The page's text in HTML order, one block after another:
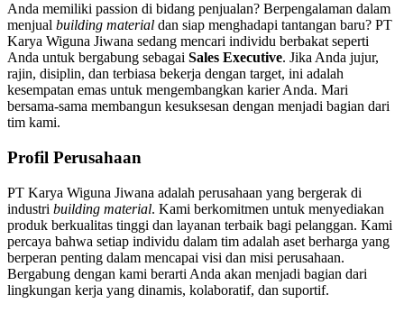
Anda memiliki passion di bidang penjualan? Berpengalaman dalam
menjual building material dan siap menghadapi tantangan baru? PT
Karya Wiguna Jiwana sedang mencari individu berbakat seperti
Anda untuk bergabung sebagai Sales Executive. Jika Anda jujur,
rajin, disiplin, dan terbiasa bekerja dengan target, ini adalah
kesempatan emas untuk mengembangkan karier Anda. Mari
bersama-sama membangun kesuksesan dengan menjadi bagian dari
tim kami.
Profil Perusahaan
PT Karya Wiguna Jiwana adalah perusahaan yang bergerak di
industri building material. Kami berkomitmen untuk menyediakan
produk berkualitas tinggi dan layanan terbaik bagi pelanggan. Kami
percaya bahwa setiap individu dalam tim adalah aset berharga yang
berperan penting dalam mencapai visi dan misi perusahaan.
Bergabung dengan kami berarti Anda akan menjadi bagian dari
lingkungan kerja yang dinamis, kolaboratif, dan suportif.